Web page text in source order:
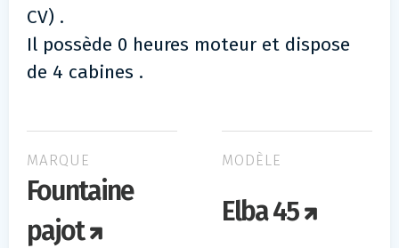
CV) .
Il possède 0 heures moteur et dispose
de 4 cabines .
MARQUE
Fountaine
pajot
MODÈLE
Elba 45